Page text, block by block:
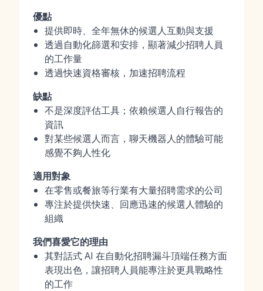
優點
提供即時、全年無休的候選人互動與支援
透過自動化篩選和安排，顯著減少招聘人員
的工作量
透過快速資格審核，加速招聘流程
缺點
不是深度評估工具；依賴候選人自行報告的
資訊
對某些候選人而言，聊天機器人的體驗可能
感覺不夠人性化
適用對象
在零售或餐旅等行業有大量招聘需求的公司
專注於提供快速、回應迅速的候選人體驗的
組織
我們喜愛它的理由
其對話式 AI 在自動化招聘漏斗頂端任務方面
表現出色，讓招聘人員能專注於更具戰略性
的工作